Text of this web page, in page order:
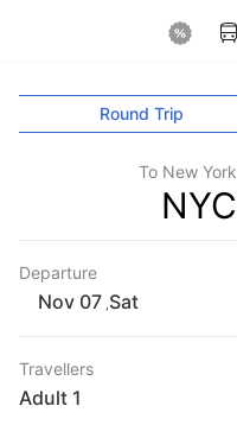
Round Trip
To New York
NYC
Departure
Sat
Travellers
1 Adult